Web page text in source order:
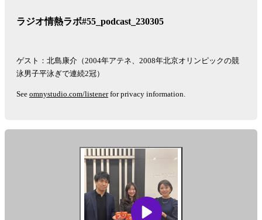
ラジオ情熱ラボ#55_podcast_230305
ゲスト：北島康介（2004年アテネ、2008年北京オリンピックの競
泳男子平泳ぎで連続2冠）
See omnystudio.com/listenerfor privacy information.